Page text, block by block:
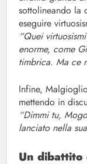
sottolineando la
eseguire
“Quei
enorme, come
timbrica. Ma ce
Infine,
mettendo in
“Dimmi tu,
lanciato nella
Un dibattito